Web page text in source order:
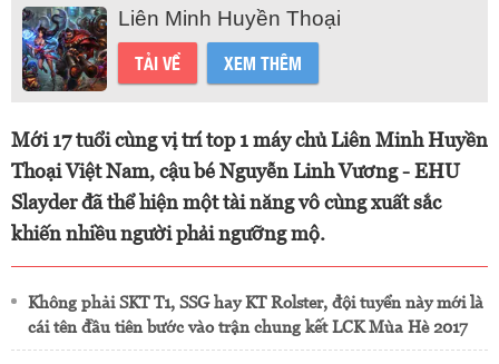
Liên Minh Huyền Thoại
TẢI VỀ XEM THÊM
Mới 17 tuổi cùng vị trí top 1 máy chủ Liên Minh Huyền
Thoại Việt Nam, cậu bé Nguyễn Linh Vương - EHU
Slayder đã thể hiện một tài năng vô cùng xuất sắc
khiến nhiều người phải ngưỡng mộ.
Không phải SKT T1, SSG hay KT Rolster, đội tuyển này mới là
cái tên đầu tiên bước vào trận chung kết LCK Mùa Hè 2017